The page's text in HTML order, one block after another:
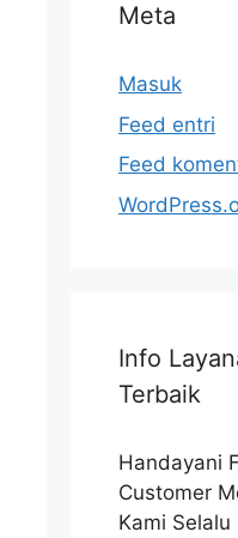
Meta
Masuk
Feed entri
Feed
Info
Terbaik
Handayani
Customer
Kami